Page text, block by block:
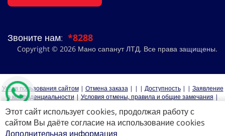
Звоните нам: *8288
Copyright © 2026 Мано сапанут ЛТД. Все права защищены.
Устав пользования сайтом | Oтмена заказа | | | Доступность | | Заявление
о конфиденциальности | Условия отмены, правила и общие замечания |
Этот сайт использует cookies, продолжая работу с
сайтом Вы даёте согласие на использование cookies
Дополнительная информация